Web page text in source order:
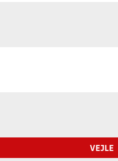
VEJLE